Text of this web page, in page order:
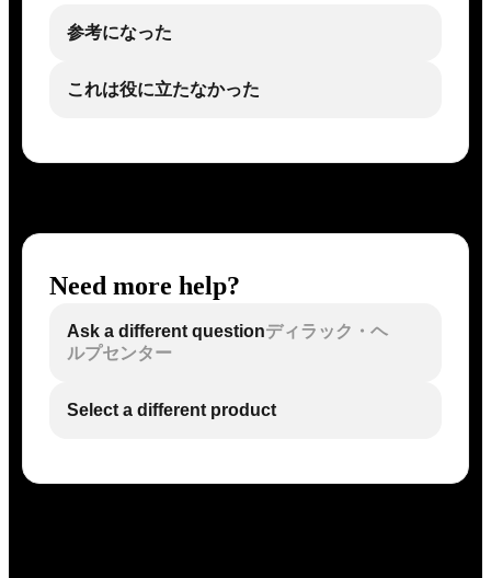
参考になった
これは役に立たなかった
Need more help?
Ask a different questionディラック・ヘ
ルプセンター
Select a different product